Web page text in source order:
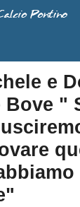
e
Bove "